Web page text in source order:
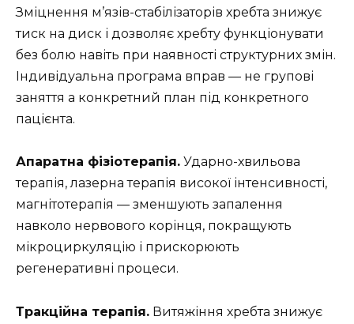
Зміцнення м’язів-стабілізаторів хребта знижує
тиск на диск і дозволяє хребту функціонувати
без болю навіть при наявності структурних змін.
Індивідуальна програма вправ — не групові
заняття а конкретний план під конкретного
пацієнта.
Апаратна фізіотерапія. Ударно-хвильова
терапія, лазерна терапія високої інтенсивності,
магнітотерапія — зменшують запалення
навколо нервового корінця, покращують
мікроциркуляцію і прискорюють
регенеративні процеси.
Тракційна терапія. Витяжіння хребта знижує